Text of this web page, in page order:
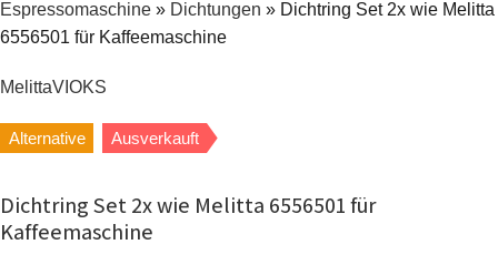
Espressomaschine » Dichtungen » Dichtring Set 2x wie Melitta
6556501 für Kaffeemaschine
MelittaVIOKS
Alternative Ausverkauft
Dichtring Set 2x wie Melitta 6556501 für
Kaffeemaschine